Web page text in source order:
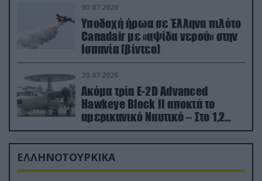
30.07.2026
Υποδοχή ήρωα σε Έλληνα πιλότο
Canadair με «αψίδα νερού» στην
Ισπανία (βίντεο)
29.07.2026
Ακόμα τρία E-2D Advanced
Hawkeye Block II αποκτά το
αμερικανικό Ναυτικό – Στο 1,2
δισ.δολάρια το κόστος
ΕΛΛΗΝΟΤΟΥΡΚΙΚΑ